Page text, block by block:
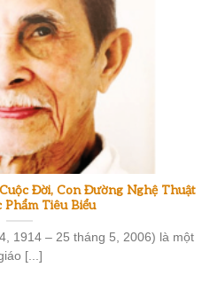
Đời, Con Đường Nghệ Thuật
Phẩm Tiêu Biểu
1914 – 25 tháng 5, 2006) là một
[...]